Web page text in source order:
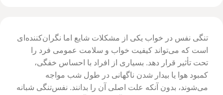
تنگی نفس در خواب یکی از مشکلات شایع اما نگران‌کننده‌ای
است که می‌تواند کیفیت خواب و سلامت عمومی فرد را
تحت تأثیر قرار دهد. بسیاری از افراد با احساس خفگی،
کمبود هوا یا بیدار شدن ناگهانی در طول شب مواجه
می‌شوند، بدون آنکه علت اصلی آن را بدانند. نفس‌تنگی شبانه